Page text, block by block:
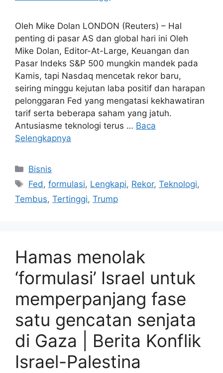
Oleh Mike Dolan LONDON (Reuters) – Hal
penting di pasar AS dan global hari ini Oleh
Mike Dolan, Editor-At-Large, Keuangan dan
Pasar Indeks S&P 500 mungkin mandek pada
Kamis, tapi Nasdaq mencetak rekor baru,
seiring minggu kejutan laba positif dan harapan
pelonggaran Fed yang mengatasi kekhawatiran
tarif serta beberapa saham yang jatuh.
Antusiasme teknologi terus … Baca
Selengkapnya
Kategori
Bisnis
Tag
Fed,formulasi, Lengkapi, Rekor,Teknologi,
Tembus, Tertinggi, Trump
Hamas menolak
‘formulasi’ Israel untuk
memperpanjang fase
satu gencatan senjata
di Gaza | Berita Konflik
Israel-Palestina